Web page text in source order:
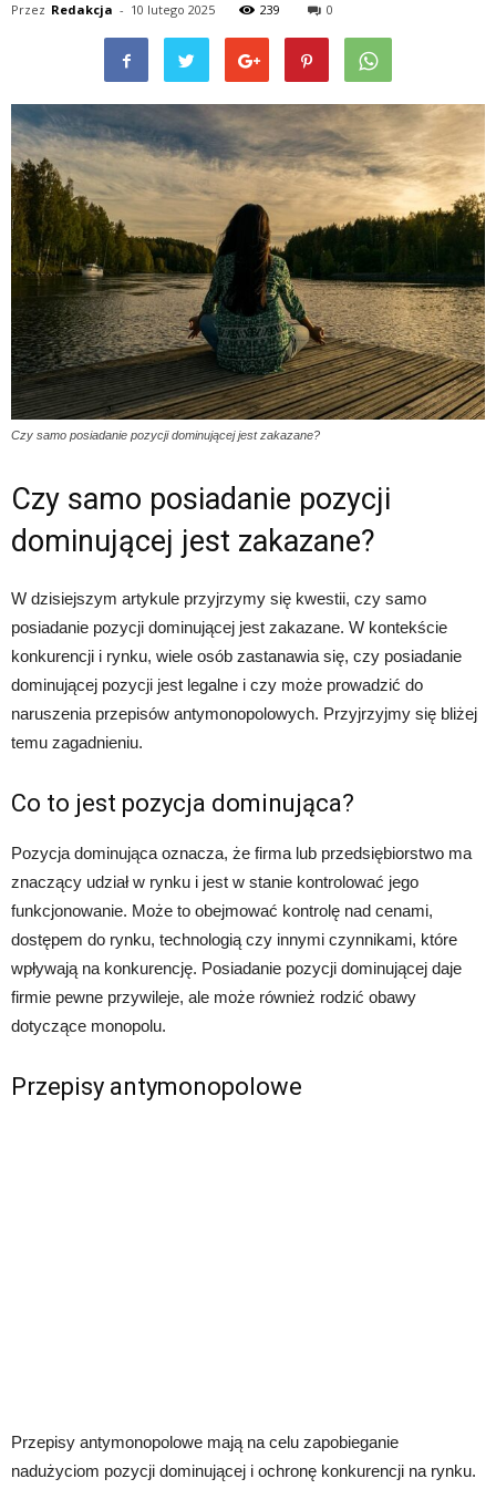
Przez Redakcja - 10 lutego 2025 239 0
Czy samo posiadanie pozycji dominującej jest zakazane?
Czy samo posiadanie pozycji
dominującej jest zakazane?
W dzisiejszym artykule przyjrzymy się kwestii, czy samo
posiadanie pozycji dominującej jest zakazane. W kontekście
konkurencji i rynku, wiele osób zastanawia się, czy posiadanie
dominującej pozycji jest legalne i czy może prowadzić do
naruszenia przepisów antymonopolowych. Przyjrzyjmy się bliżej
temu zagadnieniu.
Co to jest pozycja dominująca?
Pozycja dominująca oznacza, że firma lub przedsiębiorstwo ma
znaczący udział w rynku i jest w stanie kontrolować jego
funkcjonowanie. Może to obejmować kontrolę nad cenami,
dostępem do rynku, technologią czy innymi czynnikami, które
wpływają na konkurencję. Posiadanie pozycji dominującej daje
firmie pewne przywileje, ale może również rodzić obawy
dotyczące monopolu.
Przepisy antymonopolowe
Przepisy antymonopolowe mają na celu zapobieganie
nadużyciom pozycji dominującej i ochronę konkurencji na rynku.